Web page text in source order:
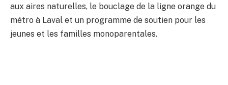
aux aires naturelles, le bouclage de la ligne orange du
métro à Laval et un programme de soutien pour les
jeunes et les familles monoparentales.